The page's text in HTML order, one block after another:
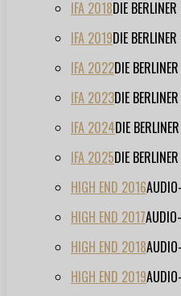
IFA 2018DIE
IFA 2019DIE
IFA 2022DIE
IFA 2023DIE
IFA 2024DIE
IFA 2025DIE
HIGH END 2016
HIGH END 2017
HIGH END 2018
HIGH END 2019